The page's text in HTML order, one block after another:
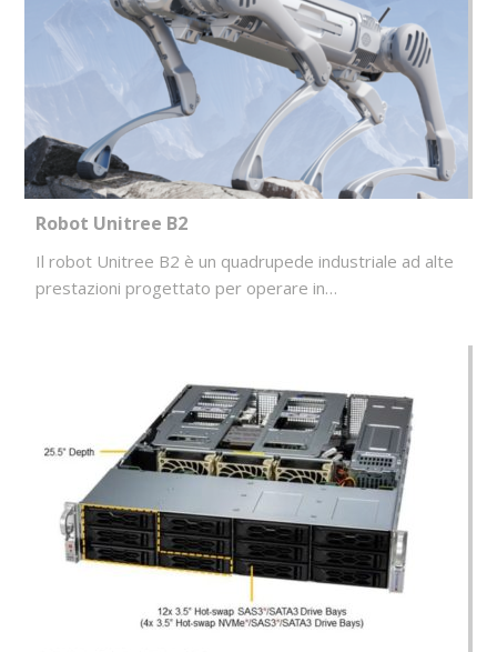
Robot Unitree B2
Il robot Unitree B2 è un quadrupede industriale ad alte
prestazioni progettato per operare in…